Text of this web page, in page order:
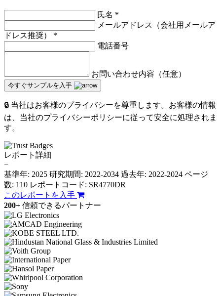
氏名 *
メールアドレス（会社用メールア
ドレス推奨） *
電話番号
お問い合わせ内容（任意）
今すぐサンプルを入手
🔒 当社はお客様のプライバシーを尊重します。お客様の情報
は、当社のプライバシーポリシーに従って安全に処理されま
す。
レポート詳細
−
基準年: 2025 研究期間: 2022-2034 過去年: 2022-2024 ページ
数: 110 レポートコード: SR4770DR
このレポートを入手
200+ 信頼できるパートナー